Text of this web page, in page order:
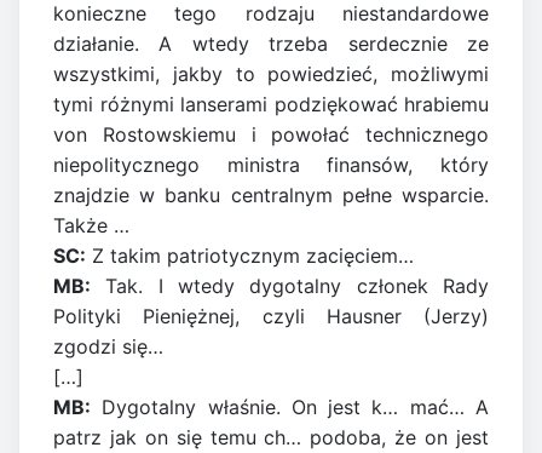
konieczne tego rodzaju niestandardowe
działanie. A wtedy trzeba serdecznie ze
wszystkimi, jakby to powiedzieć, możliwymi
tymi różnymi lanserami podziękować hrabiemu
von Rostowskiemu i powołać technicznego
niepolitycznego ministra finansów, który
znajdzie w banku centralnym pełne wsparcie.
Także …
SC: Z takim patriotycznym zacięciem…
MB: Tak. I wtedy dygotalny członek Rady
Polityki Pieniężnej, czyli Hausner (Jerzy)
zgodzi się…
[…]
MB: Dygotalny właśnie. On jest k… mać… A
patrz jak on się temu ch… podoba, że on jest